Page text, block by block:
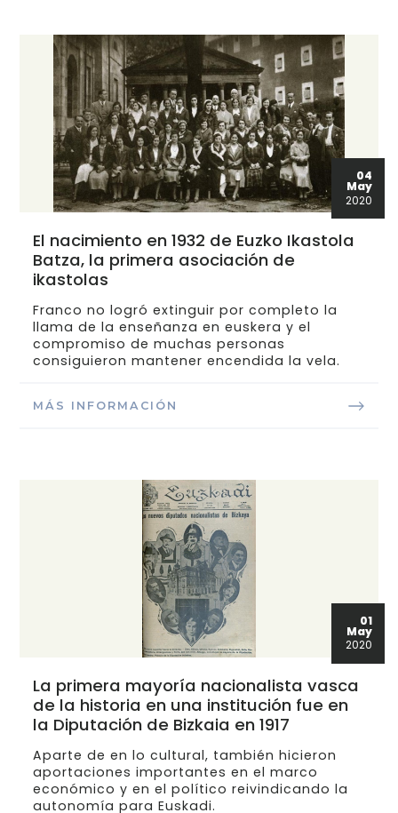
04
May
2020
El nacimiento en 1932 de Euzko Ikastola
Batza, la primera asociación de
ikastolas
Franco no logró extinguir por completo la
llama de la enseñanza en euskera y el
compromiso de muchas personas
consiguieron mantener encendida la vela.
MÁS INFORMACIÓN
01
May
2020
La primera mayoría nacionalista vasca
de la historia en una institución fue en
la Diputación de Bizkaia en 1917
Aparte de en lo cultural, también hicieron
aportaciones importantes en el marco
económico y en el político reivindicando la
autonomía para Euskadi.